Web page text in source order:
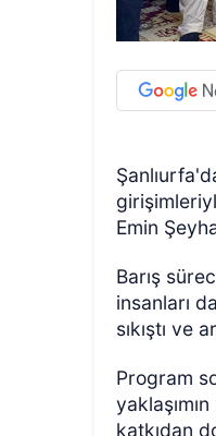
Emin
Barış
insanları
sıkıştı ve
Program
katkıdan